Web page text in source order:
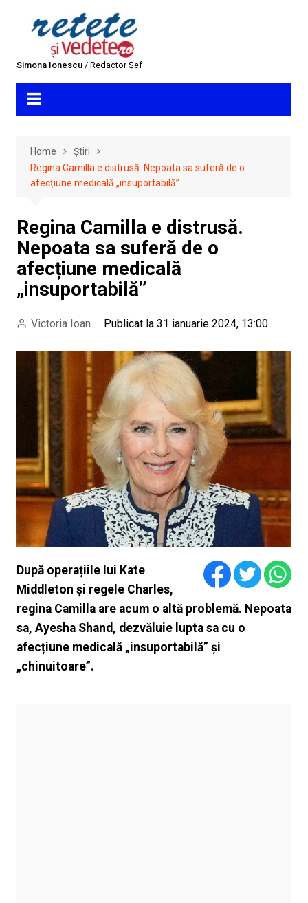
Simona Ionescu/ Redactor Șef
Home
Știri
Regina Camilla e distrusă. Nepoata sa suferă de o
afecțiune medicală „insuportabilă”
Regina Camilla e distrusă.
Nepoata sa suferă de o
afecțiune medicală
„insuportabilă”
Victoria Ioan Publicat la 31 ianuarie 2024, 13:00
După operațiile lui Kate
Middleton și regele Charles,
regina Camilla are acum o altă problemă. Nepoata
sa, Ayesha Shand, dezvăluie lupta sa cu o
afecțiune medicală „insuportabilă” și
„chinuitoare”.